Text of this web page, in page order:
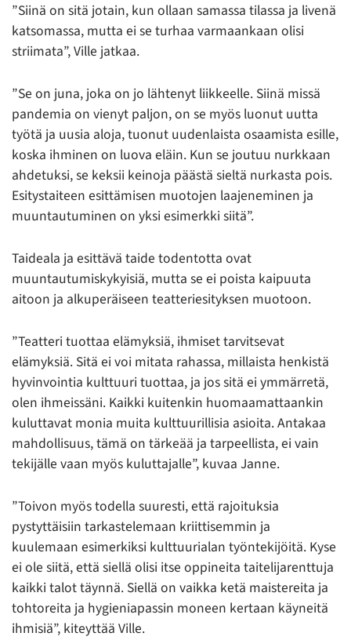
”Siinä on sitä jotain, kun ollaan samassa tilassa ja livenä
katsomassa, mutta ei se turhaa varmaankaan olisi
striimata”, Ville jatkaa.
”Se on juna, joka on jo lähtenyt liikkeelle. Siinä missä
pandemia on vienyt paljon, on se myös luonut uutta
työtä ja uusia aloja, tuonut uudenlaista osaamista esille,
koska ihminen on luova eläin. Kun se joutuu nurkkaan
ahdetuksi, se keksii keinoja päästä sieltä nurkasta pois.
Esitystaiteen esittämisen muotojen laajeneminen ja
muuntautuminen on yksi esimerkki siitä”.
Taideala ja esittävä taide todentotta ovat
muuntautumiskykyisiä, mutta se ei poista kaipuuta
aitoon ja alkuperäiseen teatteriesityksen muotoon.
”Teatteri tuottaa elämyksiä, ihmiset tarvitsevat
elämyksiä. Sitä ei voi mitata rahassa, millaista henkistä
hyvinvointia kulttuuri tuottaa, ja jos sitä ei ymmärretä,
olen ihmeissäni. Kaikki kuitenkin huomaamattaankin
kuluttavat monia muita kulttuurillisia asioita. Antakaa
mahdollisuus, tämä on tärkeää ja tarpeellista, ei vain
tekijälle vaan myös kuluttajalle”, kuvaa Janne.
”Toivon myös todella suuresti, että rajoituksia
pystyttäisiin tarkastelemaan kriittisemmin ja
kuulemaan esimerkiksi kulttuurialan työntekijöitä. Kyse
ei ole siitä, että siellä olisi itse oppineita taitelijarenttuja
kaikki talot täynnä. Siellä on vaikka ketä maistereita ja
tohtoreita ja hygieniapassin moneen kertaan käyneitä
ihmisiä”, kiteyttää Ville.